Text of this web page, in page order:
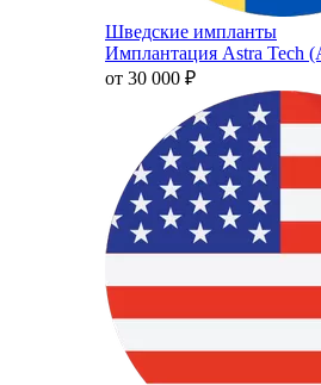
Шведские импланты
Имплантация Astra Tech
от 30 000 ₽